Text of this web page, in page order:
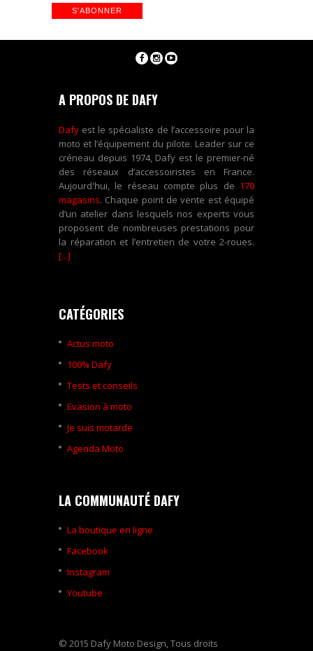
A PROPOS DE DAFY
Dafy est le spécialiste de l’accessoire pour la
moto et l’équipement du pilote. Leader sur ce
créneau depuis 1974, Dafy est le premier-né
des réseaux d’accessoiristes en France.
Aujourd'hui, le réseau compte plus de 170
magasins. Chaque point de vente est équipé
d’un atelier dans lesquels nos experts vous
proposent de nombreuses prestations pour
la réparation et l’entretien de votre 2-roues.
[...]
CATÉGORIES
Actus moto
100% Dafy
Tests et conseils
Evasion à moto
Je suis motarde
Agenda Moto
LA COMMUNAUTÉ DAFY
La boutique en ligne
Facebook
Instagram
Youtube
© 2015 Dafy Moto Design, Tous droits